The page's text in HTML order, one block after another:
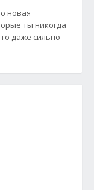
новая
ты никогда
даже сильно